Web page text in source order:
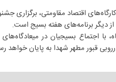
اقتصاد مقاومتی، برگزاری
دیگر برنامه‌های هفته بسیج است.
هفته بسیج از روز جمعه، ۳۰ آبان‌ماه، با اجتماع بسیجیان در
قبور مطهر شهدا به پایان خواهد